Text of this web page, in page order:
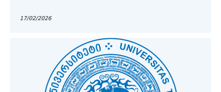
17/02/2026